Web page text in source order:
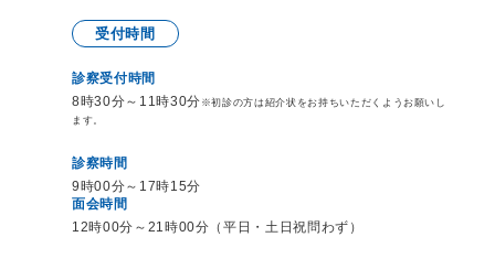
受付時間
診察受付時間
8時30分～11時30分 ※初診の方は紹介状をお持ちいただくようお願いし
ます。
診察時間
9時00分～17時15分
面会時間
12時00分～21時00分（平日・土日祝問わず）